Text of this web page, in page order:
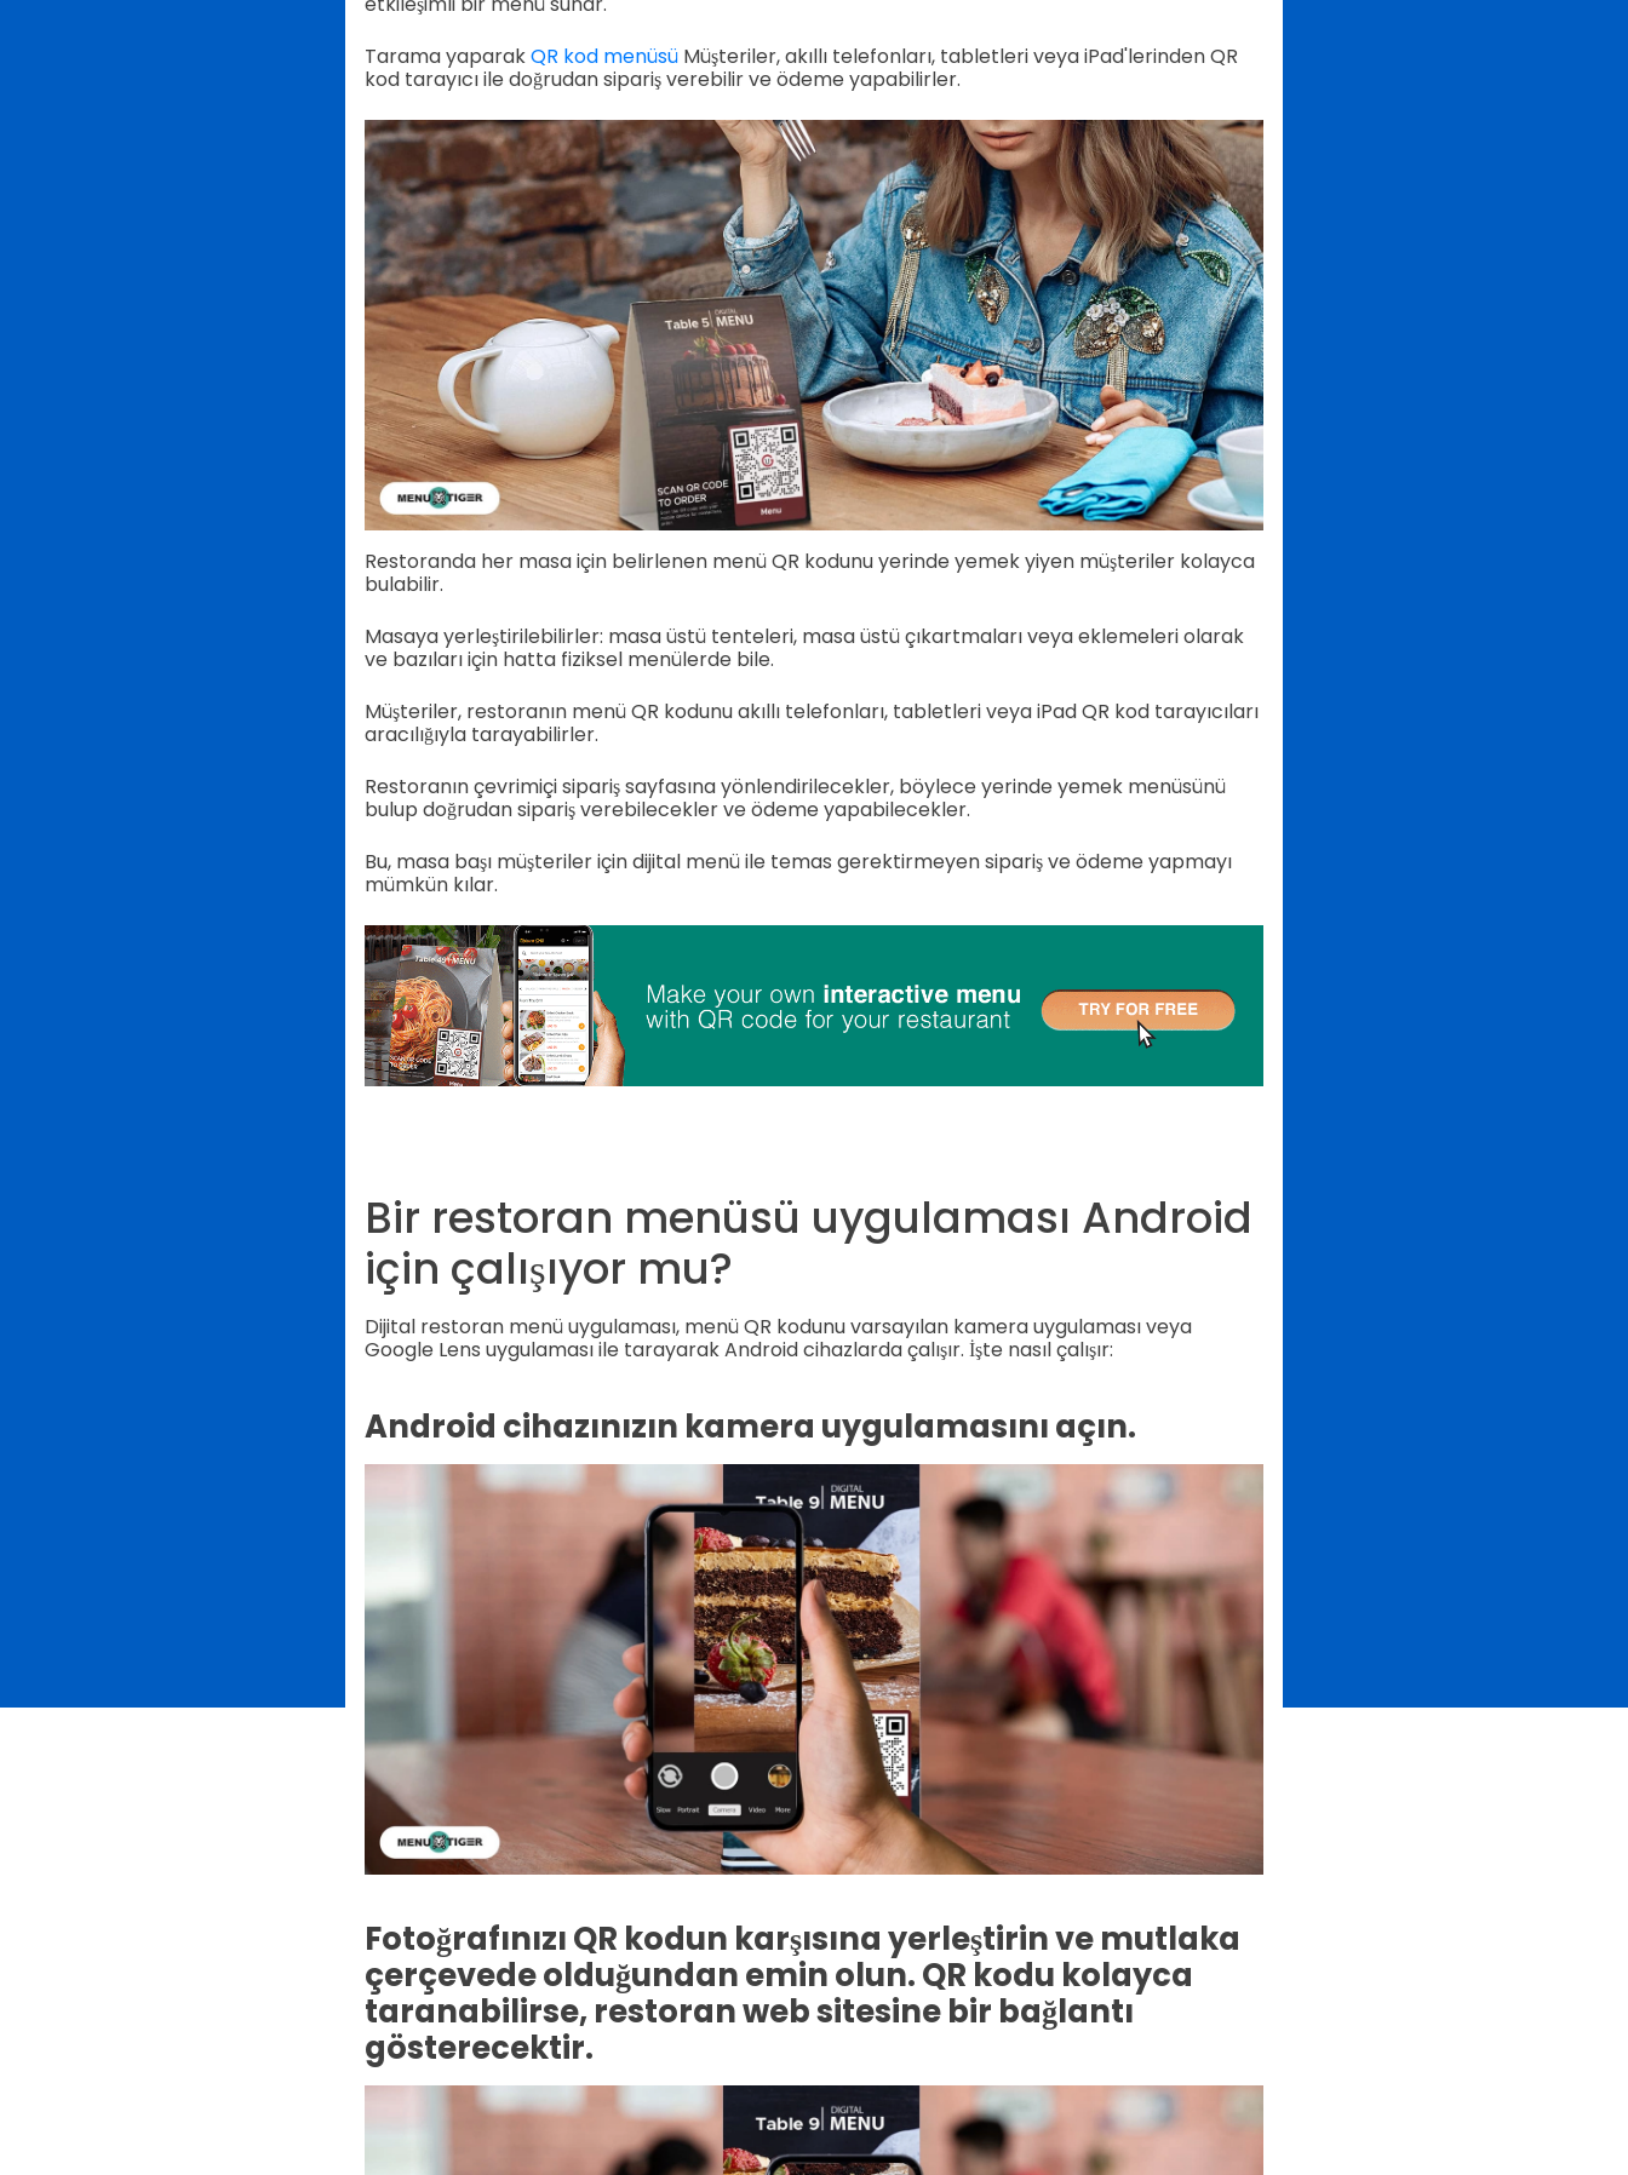
Tarama yaparakQR kod menüsü Müşteriler, akıllı telefonları, tabletleri veya iPad'lerinden QR
kod tarayıcı ile doğrudan sipariş verebilir ve ödeme yapabilirler.
Restoranda her masa için belirlenen menü QR kodunu yerinde yemek yiyen müşteriler kolayca
bulabilir.
Masaya yerleştirilebilirler: masa üstü tenteleri, masa üstü çıkartmaları veya eklemeleri olarak
ve bazıları için hatta fiziksel menülerde bile.
Müşteriler, restoranın menü QR kodunu akıllı telefonları, tabletleri veya iPad QR kod tarayıcıları
aracılığıyla tarayabilirler.
Restoranın çevrimiçi sipariş sayfasına yönlendirilecekler, böylece yerinde yemek menüsünü
bulup doğrudan sipariş verebilecekler ve ödeme yapabilecekler.
Bu, masa başı müşteriler için dijital menü ile temas gerektirmeyen sipariş ve ödeme yapmayı
mümkün kılar.
Bir restoran menüsü uygulaması Android
için çalışıyor mu?
Dijital restoran menü uygulaması, menü QR kodunu varsayılan kamera uygulaması veya
Google Lens uygulaması ile tarayarak Android cihazlarda çalışır. İşte nasıl çalışır:
Android cihazınızın kamera uygulamasını açın.
Fotoğrafınızı QR kodun karşısına yerleştirin ve mutlaka
çerçevede olduğundan emin olun. QR kodu kolayca
taranabilirse, restoran web sitesine bir bağlantı
gösterecektir.